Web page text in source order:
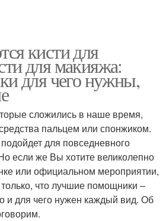
кисти для
для макияжа:
для чего нужны,
сложились в наше время,
пальцем или спонжиком.
для повседневного
если же Вы хотите великолепно
или официальном мероприятии,
что лучшие помощники –
и для чего нужен каждый вид. Об